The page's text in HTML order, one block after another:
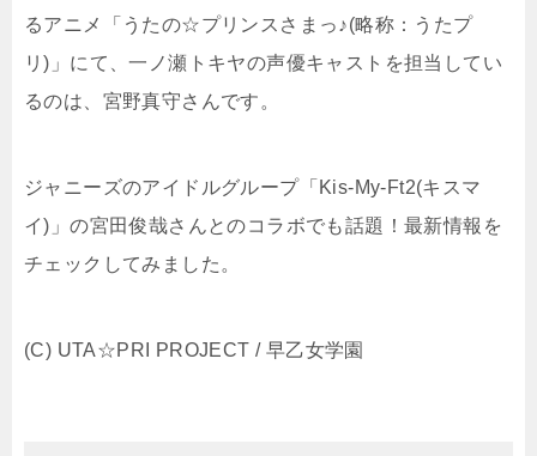
るアニメ「うたの☆プリンスさまっ♪(略称：うたプ
リ)」にて、一ノ瀬トキヤの声優キャストを担当してい
るのは、宮野真守さんです。
ジャニーズのアイドルグループ「Kis-My-Ft2(キスマ
イ)」の宮田俊哉さんとのコラボでも話題！最新情報を
チェックしてみました。
(C) UTA☆PRI PROJECT / 早乙女学園